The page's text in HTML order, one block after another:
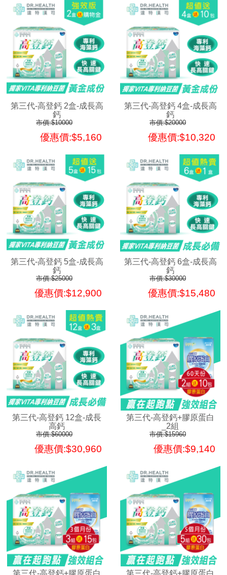
第三代-高登鈣 2盒-成長高
鈣
市價:$10000
優惠價:$5,160
第三代-高登鈣 4盒-成長高
鈣
市價:$20000
優惠價:$10,320
第三代-高登鈣 5盒-成長高
鈣
市價:$25000
優惠價:$12,900
第三代-高登鈣 6盒-成長高
鈣
市價:$30000
優惠價:$15,480
第三代-高登鈣 12盒-成長
高鈣
市價:$60000
優惠價:$30,960
第三代-高登鈣+膠原蛋白
_2組
市價:$15960
優惠價:$9,140
第三代-高登鈣+膠原蛋白 第三代-高登鈣+膠原蛋白